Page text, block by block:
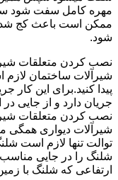
مهره کامل سفت شود
ممکن است باعث کج
شود.
نصب کردن متعلقات
شیرآلات ساختمان
پیدا کنید.برای این کار
جریان دارد و از جایی
نصب کردن متعلقات
شیرآلات دیواری همگی
توالت تنها لازم است
شلنگ را در جایی
ارتفاعی که شلنگ با